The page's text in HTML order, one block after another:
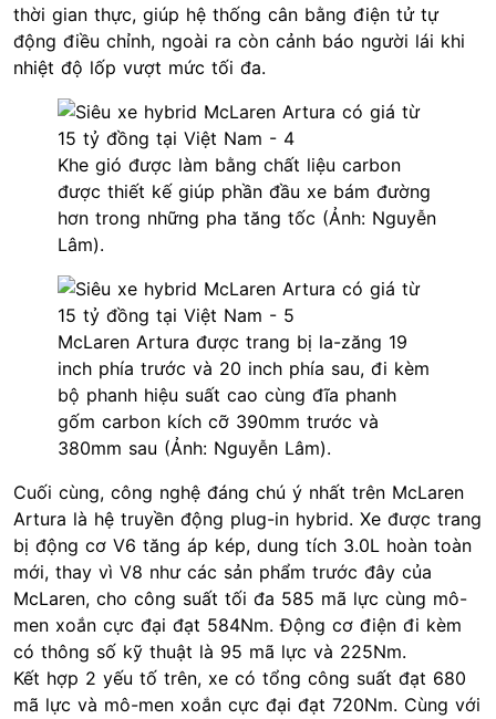
thời gian thực, giúp hệ thống cân bằng điện tử tự
động điều chỉnh, ngoài ra còn cảnh báo người lái khi
nhiệt độ lốp vượt mức tối đa.
Khe gió được làm bằng chất liệu carbon
được thiết kế giúp phần đầu xe bám đường
hơn trong những pha tăng tốc (Ảnh: Nguyễn
Lâm).
McLaren Artura được trang bị la-zăng 19
inch phía trước và 20 inch phía sau, đi kèm
bộ phanh hiệu suất cao cùng đĩa phanh
gốm carbon kích cỡ 390mm trước và
380mm sau (Ảnh: Nguyễn Lâm).
Cuối cùng, công nghệ đáng chú ý nhất trên McLaren
Artura là hệ truyền động plug-in hybrid. Xe được trang
bị động cơ V6 tăng áp kép, dung tích 3.0L hoàn toàn
mới, thay vì V8 như các sản phẩm trước đây của
McLaren, cho công suất tối đa 585 mã lực cùng mô-
men xoắn cực đại đạt 584Nm. Động cơ điện đi kèm
có thông số kỹ thuật là 95 mã lực và 225Nm.
Kết hợp 2 yếu tố trên, xe có tổng công suất đạt 680
mã lực và mô-men xoắn cực đại đạt 720Nm. Cùng với